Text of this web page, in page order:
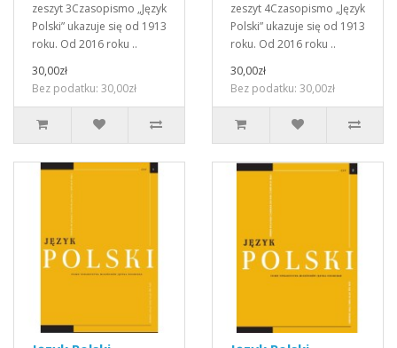
zeszyt 3Czasopismo „Język
Polski” ukazuje się od 1913
roku. Od 2016 roku ..
30,00zł
Bez podatku: 30,00zł
zeszyt 4Czasopismo „Język
Polski” ukazuje się od 1913
roku. Od 2016 roku ..
30,00zł
Bez podatku: 30,00zł